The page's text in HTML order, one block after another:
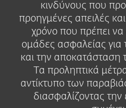
κινδύνους που
προηγμένες απειλές και
χρόνο που πρέπει
ομάδες ασφαλείας για
και την αποκατάσταση
Τα προληπτικά
αντίκτυπο των
διασφαλίζοντας την